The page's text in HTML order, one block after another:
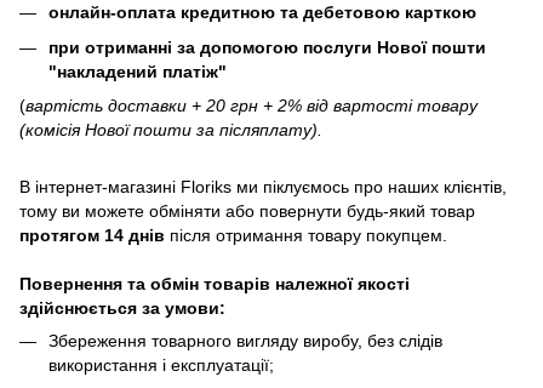
онлайн-оплата кредитною та дебетовою карткою
при отриманні за допомогою послуги Нової пошти
"накладений платіж"
(вартість доставки + 20 грн + 2% від вартості товару
(комісія Нової пошти за післяплату).
В інтернет-магазині Floriks ми піклуємось про наших клієнтів,
тому ви можете обміняти або повернути будь-який товар
протягом 14 днів після отримання товару покупцем.
Повернення та обмін товарів належної якості
здійснюється за умови:
Збереження товарного вигляду виробу, без слідів
використання і експлуатації;